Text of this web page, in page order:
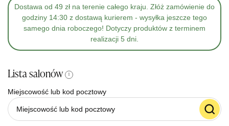
Dostawa od 49 zł na terenie całego kraju. Złóż zamówienie do
godziny 14:30 z dostawą kurierem - wysyłka jeszcze tego
samego dnia roboczego! Dotyczy produktów z terminem
realizacji 5 dni.
Lista salonów i
Miejscowość lub kod pocztowy